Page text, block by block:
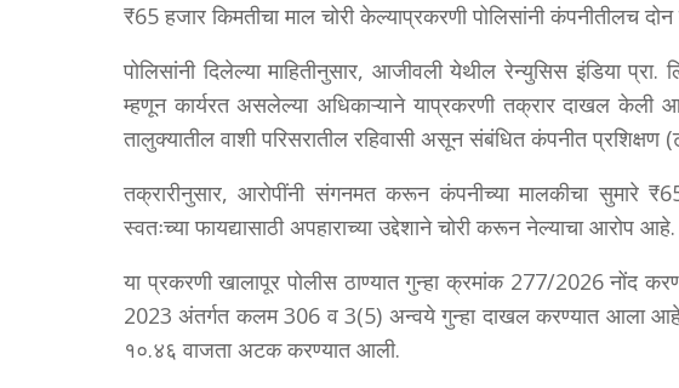
₹65 हजार किमतीचा माल चोरी केल्याप्रकरणी पोलिसांनी कंपनीतीलच
पोलिसांनी दिलेल्या माहितीनुसार, आजीवली येथील रेन्युसिस इंडिया
म्हणून कार्यरत असलेल्या अधिकाऱ्याने याप्रकरणी तक्रार दाखल
तालुक्यातील वाशी परिसरातील रहिवासी असून संबंधित कंपनीत प्रशिक्षण
तक्रारीनुसार, आरोपींनी संगनमत करून कंपनीच्या मालकीचा सुमारे
स्वतःच्या फायद्यासाठी अपहाराच्या उद्देशाने चोरी करून नेल्याचा आरोप आहे.
या प्रकरणी खालापूर पोलीस ठाण्यात गुन्हा क्रमांक 277/2026 नोंद
2023 अंतर्गत कलम 306 व 3(5) अन्वये गुन्हा दाखल करण्यात आला आहे.
१०.४६ वाजता अटक करण्यात आली.